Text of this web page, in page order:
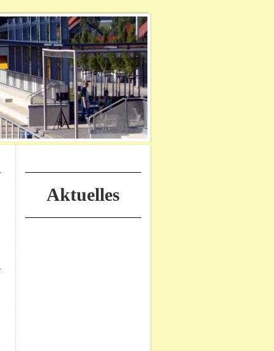
Aktuelles